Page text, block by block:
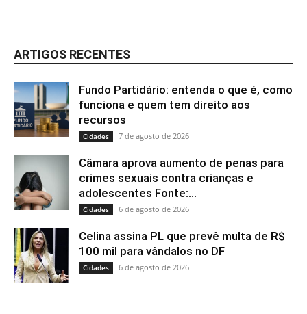
ARTIGOS RECENTES
Fundo Partidário: entenda o que é, como
funciona e quem tem direito aos
recursos
Cidades 7 de agosto de 2026
Câmara aprova aumento de penas para
crimes sexuais contra crianças e
adolescentes Fonte:...
Cidades 6 de agosto de 2026
Celina assina PL que prevê multa de R$
100 mil para vândalos no DF
Cidades 6 de agosto de 2026